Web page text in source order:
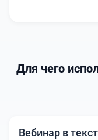
Для чего
Вебинар в текст